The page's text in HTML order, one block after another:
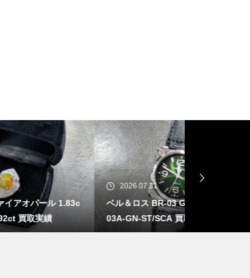
2026.07.31
ベル＆ロス BR-03 GREEN STEEL BR
03A-GN-ST/SCA 買取実績